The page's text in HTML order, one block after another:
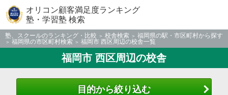
オリコン顧客満足度ランキング
塾・学習塾 検索
塾、スクールのランキング・比較 校舎検索
福岡県の駅・市区町村から探す
福岡県の市区町村検索
福岡市 西区周辺の校舎一覧
福岡市 西区周辺の校舎
目的から絞り込む